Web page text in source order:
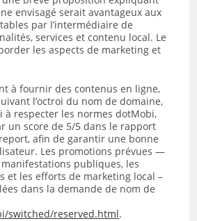
envisagé serait avantageux aux
par l’intermédiaire de
services et contenu local. Le
les aspects de marketing et
à fournir des contenus en ligne,
l’octroi du nom de domaine,
à respecter les normes dotMobi,
un score de 5/5 dans le rapport
report, afin de garantir une bonne
Les promotions prévues —
publiques, les
et les efforts de marketing local –
dans la demande de nom de
switched/reserved.html.